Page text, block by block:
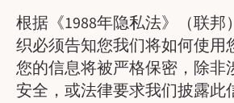
根据《1988年隐私法》（联邦
织必须告知您我们将如何使用
您的信息将被严格保密，除非
安全，或法律要求我们披露此